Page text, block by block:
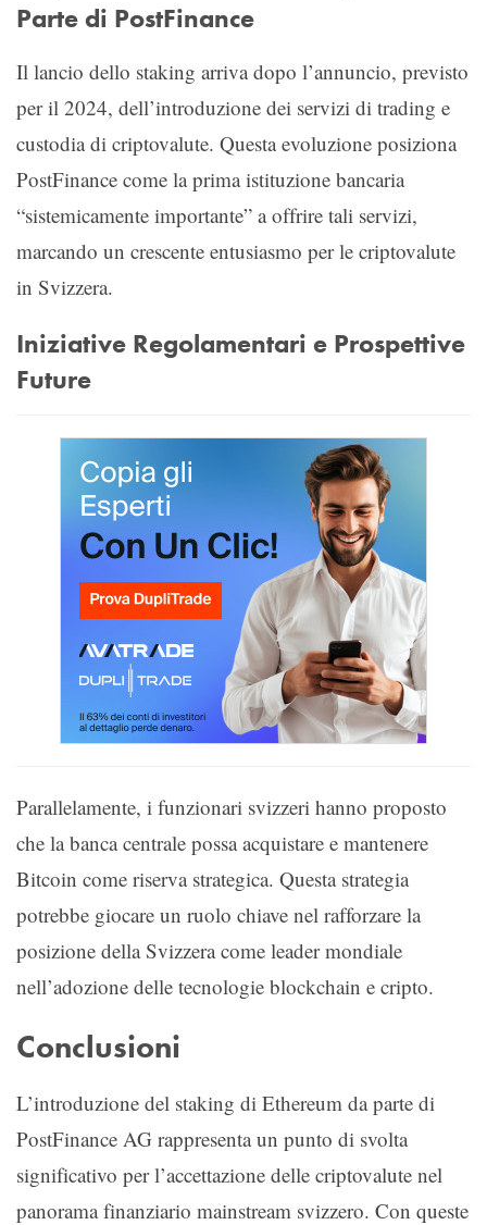
Parte di PostFinance
Il lancio dello staking arriva dopo l’annuncio, previsto
per il 2024, dell’introduzione dei servizi di trading e
custodia di criptovalute. Questa evoluzione posiziona
PostFinance come la prima istituzione bancaria
“sistemicamente importante” a offrire tali servizi,
marcando un crescente entusiasmo per le criptovalute
in Svizzera.
Iniziative Regolamentari e Prospettive
Future
Parallelamente, i funzionari svizzeri hanno proposto
che la banca centrale possa acquistare e mantenere
Bitcoin come riserva strategica. Questa strategia
potrebbe giocare un ruolo chiave nel rafforzare la
posizione della Svizzera come leader mondiale
nell’adozione delle tecnologie blockchain e cripto.
Conclusioni
L’introduzione del staking di Ethereum da parte di
PostFinance AG rappresenta un punto di svolta
significativo per l’accettazione delle criptovalute nel
panorama finanziario mainstream svizzero. Con queste